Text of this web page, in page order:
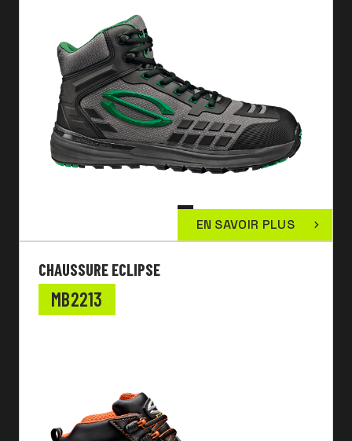
EN SAVOIR PLUS
CHAUSSURE ECLIPSE
MB2213